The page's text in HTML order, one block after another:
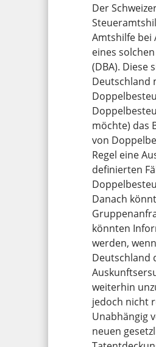
Der
Amtshilfe bei
eines
(DBA). Diese
Deutschland
möchte) das
von
Regel eine
definierten
Danach
könnten
werden,
Deutschland
weiterhin
jedoch nicht
Unabhängig
neuen